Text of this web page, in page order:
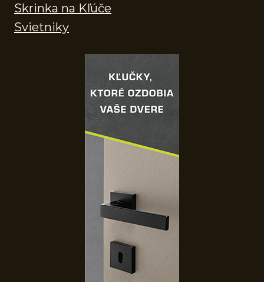
Skrinka na Kľúče
Svietniky